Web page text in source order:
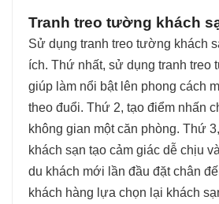
Tranh treo tường khách
Sử dụng tranh treo tường khách
ích. Thứ nhất, sử dụng tranh treo
giúp làm nổi bật lên phong cách
theo đuổi. Thứ 2, tạo điểm nhấn
không gian một căn phòng. Thứ
khách sạn tạo cảm giác dễ chịu
du khách mới lần đầu đặt chân
khách hàng lựa chọn lại khách